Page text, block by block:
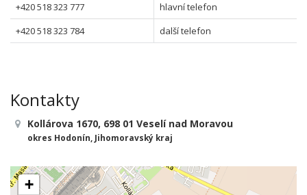
+420 518 323 777
hlavní telefon
+420 518 323 784
další telefon
Kontakty
Kollárova 1670, 698 01 Veselí nad Moravou
okres Hodonín, Jihomoravský kraj
+